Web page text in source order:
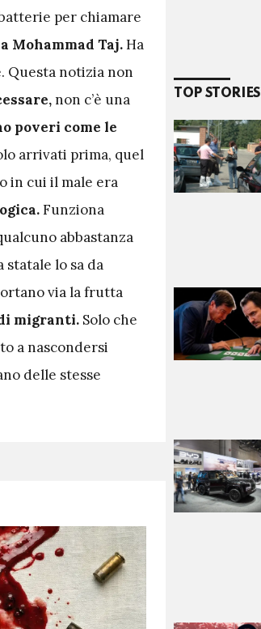
per chiamare
Mohammad Taj.Ha
Questa notizia non
non c’è una
poveri come le
arrivati prima, quel
in cui il male era
Funziona
abbastanza
lo sa da
via la frutta
migranti. Solo che
a nascondersi
delle stesse
TOP STORIES